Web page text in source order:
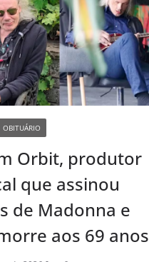
OBITUÁRIO
Orbit, produtor
que assinou
de Madonna e
aos 69 anos